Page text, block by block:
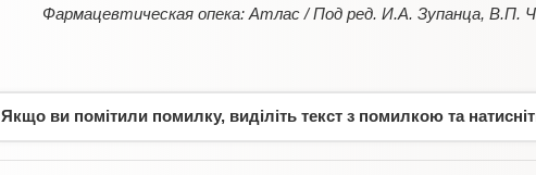
Фармацевтическая опека: Атлас / Под ред. И.А. Зупанца, В.П.
Якщо ви помітили помилку, виділіть текст з помилкою та